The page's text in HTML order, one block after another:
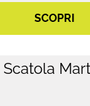
SCOPRI